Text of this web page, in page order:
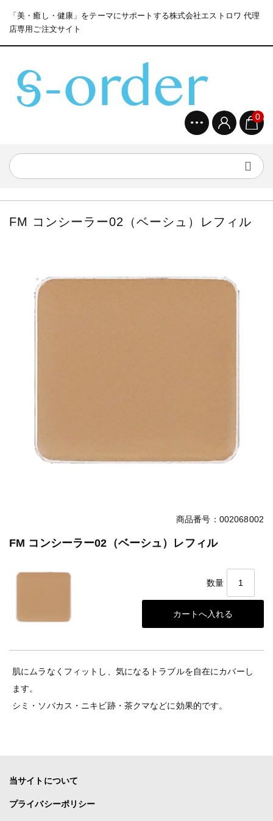
「美・癒し・健康」をテーマにサポートする株式会社エストロワ 代理
店専用ご注文サイト
0
FM コンシーラー02（ベーシュ）レフィル
商品番号：002068002
FM コンシーラー02（ベーシュ）レフィル
数量
肌にムラなくフィットし、気になるトラブルを自在にカバーし
ます。
シミ・ソバカス・ニキビ跡・茶クマなどに効果的です。
当サイトについて
プライバシーポリシー